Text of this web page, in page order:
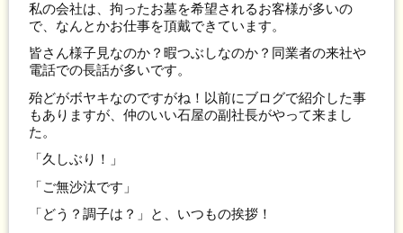
私の会社は、拘ったお墓を希望されるお客様が多いの
で、なんとかお仕事を頂戴できています。
皆さん様子見なのか？暇つぶしなのか？同業者の来社や
電話での長話が多いです。
殆どがボヤキなのですがね！以前にブログで紹介した事
もありますが、仲のいい石屋の副社長がやって来まし
た。
「久しぶり！」
「ご無沙汰です」
「どう？調子は？」と、いつもの挨拶！